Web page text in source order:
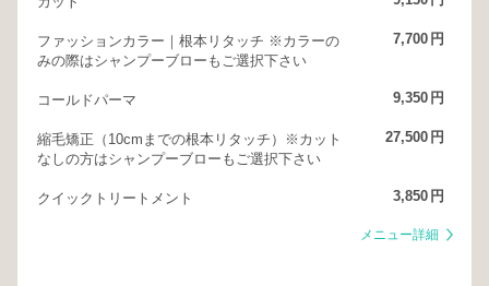
ファッションカラー｜根本リタッチ ※カラーの
みの際はシャンプーブローもご選択下さい
7,700 円
コールドパーマ 9,350 円
縮毛矯正（10cmまでの根本リタッチ）※カット
なしの方はシャンプーブローもご選択下さい
27,500 円
クイックトリートメント 3,850 円
メニュー詳細